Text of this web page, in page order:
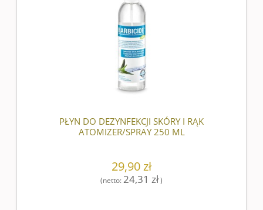
PŁYN DO DEZYNFEKCJI SKÓRY I RĄK
ATOMIZER/SPRAY 250 ML
29,90 zł
(netto:24,31 zł)